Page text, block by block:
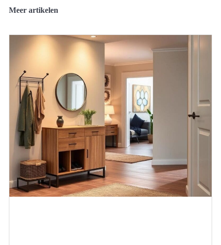
Meer artikelen